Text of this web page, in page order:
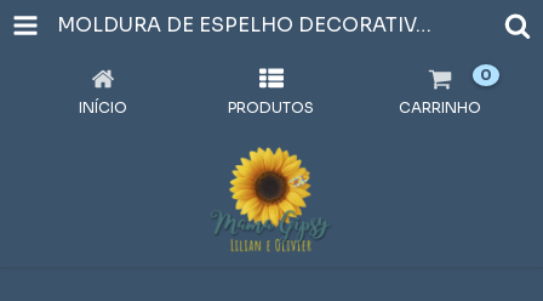
MOLDURA DE ESPELHO DECORATIVA ESTILO
INÍCIO PRODUTOS CARRINHO
0